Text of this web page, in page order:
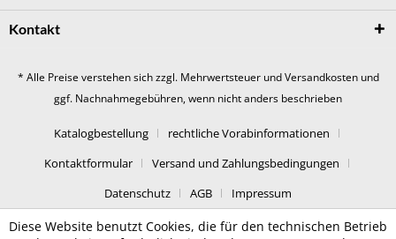
Kontakt
* Alle Preise verstehen sich zzgl. Mehrwertsteuer undVersandkostenund
ggf. Nachnahmegebühren, wenn nicht anders beschrieben
Katalogbestellung
rechtliche Vorabinformationen
Kontaktformular
Versand und Zahlungsbedingungen
Datenschutz
AGB Impressum
Diese Website benutzt Cookies, die für den technischen Betrieb